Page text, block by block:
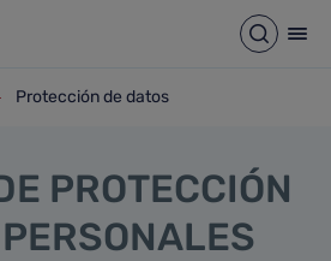
Abrir
opciones del camino de migas
Protección de datos
Protección de datos
PROTECCIÓN